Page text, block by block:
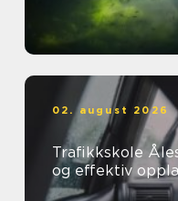
02. august 2026
Trafikkskole Ålesund slik
og effektiv